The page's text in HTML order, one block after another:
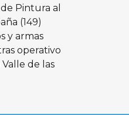
Pintura al
(149)
y armas
operativo
Valle de las